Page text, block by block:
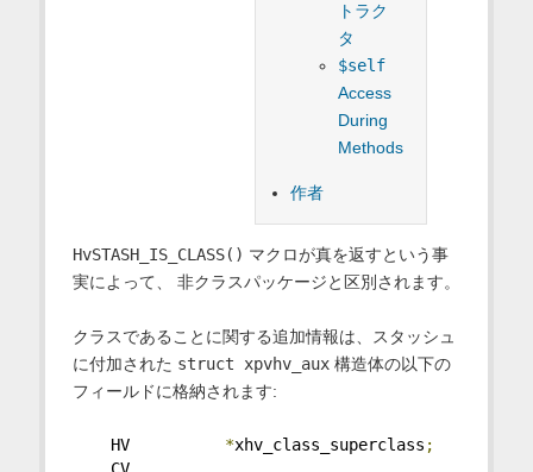
トラク
タ
$self
Access
During
Methods
作者
HvSTASH_IS_CLASS() マクロが真を返すという事
実によって、 非クラスパッケージと区別されます。
クラスであることに関する追加情報は、スタッシュ
に付加された struct xpvhv_aux構造体の以下の
フィールドに格納されます:
HV *xhv_class_superclass ;